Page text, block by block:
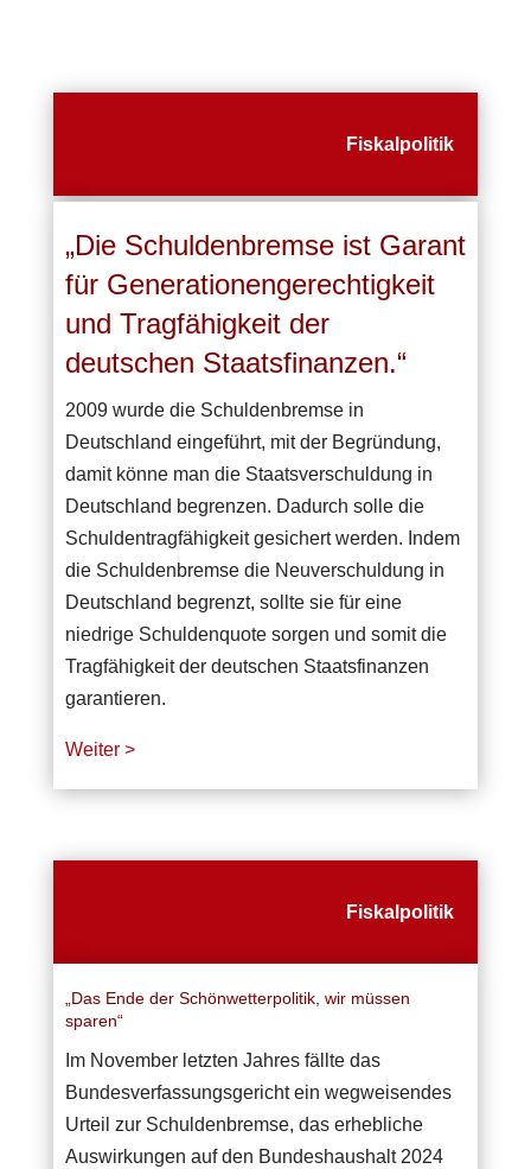
Fiskalpolitik
„Die Schuldenbremse ist Garant
für Generationengerechtigkeit
und Tragfähigkeit der
deutschen Staatsfinanzen.“
2009 wurde die Schuldenbremse in
Deutschland eingeführt, mit der Begründung,
damit könne man die Staatsverschuldung in
Deutschland begrenzen. Dadurch solle die
Schuldentragfähigkeit gesichert werden. Indem
die Schuldenbremse die Neuverschuldung in
Deutschland begrenzt, sollte sie für eine
niedrige Schuldenquote sorgen und somit die
Tragfähigkeit der deutschen Staatsfinanzen
garantieren.
Weiter >
Fiskalpolitik
„Das Ende der Schönwetterpolitik, wir müssen
sparen“
Im November letzten Jahres fällte das
Bundesverfassungsgericht ein wegweisendes
Urteil zur Schuldenbremse, das erhebliche
Auswirkungen auf den Bundeshaushalt 2024